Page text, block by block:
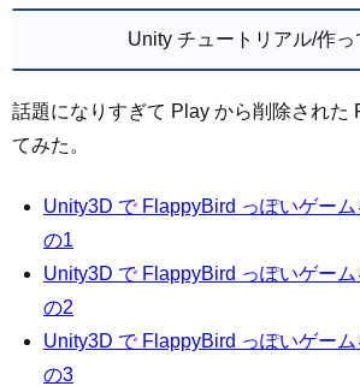
Unity チュートリアル/作っ
話題になりすぎて Play から削除された
てみた。
Unity3D で FlappyBird っぽいゲー
の1
Unity3D で FlappyBird っぽいゲー
の2
Unity3D で FlappyBird っぽいゲー
の3